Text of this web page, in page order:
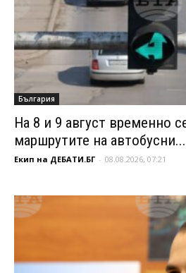
България
На 8 и 9 август временно
маршрутите на автобусни...
Екип на ДЕБАТИ.БГ - 08.08.2026, 07:21